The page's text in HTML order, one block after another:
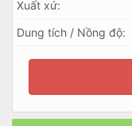
Xuất xứ:
Dung tích / Nồng độ: